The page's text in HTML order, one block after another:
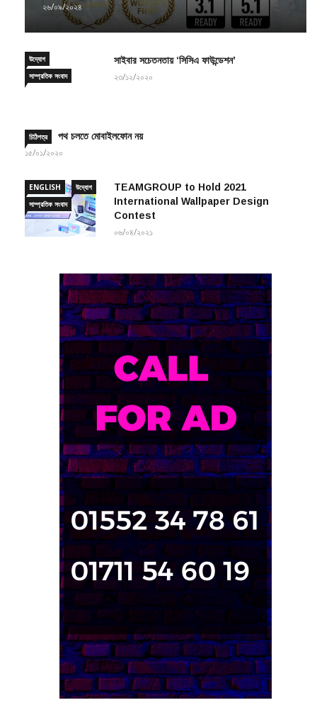
সাম্প্রতিক সংবাদ
২৩/১২/২০২০
১৫/০১/২০২০
সাম্প্রতিক সংবাদ
International Wallpaper Design
Contest
০৬/০৪/২০২১